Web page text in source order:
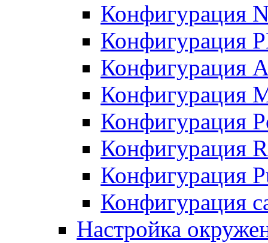
Конфигурация
Конфигурация
Конфигурация
Конфигурация
Конфигурация
Конфигурация
Конфигурация
Конфигурация
Настройка